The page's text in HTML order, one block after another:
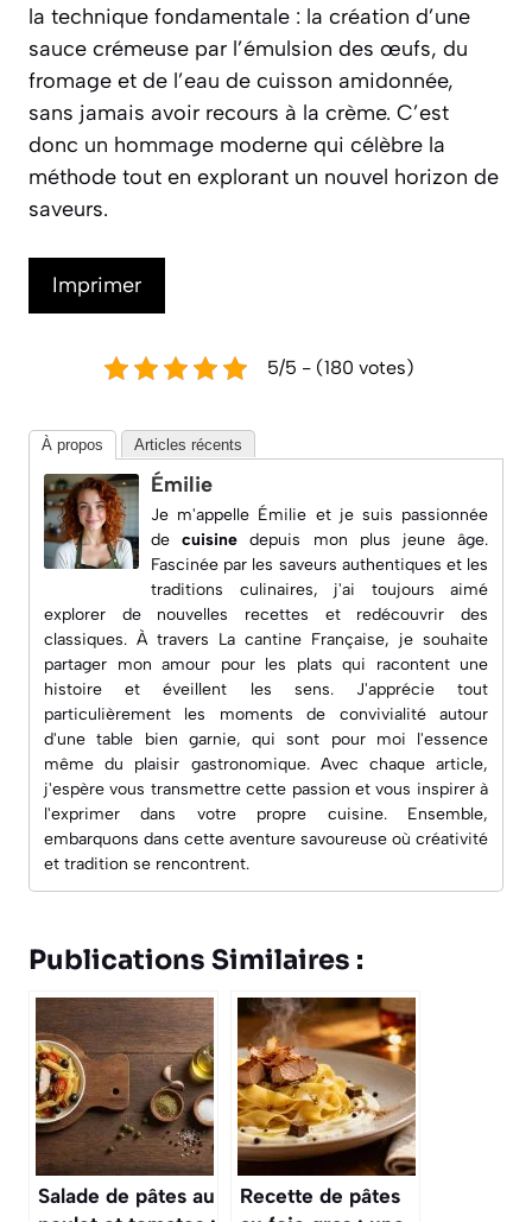
la technique fondamentale : la création d’une
sauce crémeuse par l’émulsion des œufs, du
fromage et de l’eau de cuisson amidonnée,
sans jamais avoir recours à la crème. C’est
donc un hommage moderne qui célèbre la
méthode tout en explorant un nouvel horizon de
saveurs.
Imprimer
5/5 - (180 votes)
À propos Articles récents
Émilie
Je m'appelle Émilie et je suis passionnée
decuisine depuis mon plus jeune âge.
Fascinée par les saveurs authentiques et les
traditions culinaires, j'ai toujours aimé
explorer de nouvelles recettes et redécouvrir des
classiques. À travers La cantine Française, je souhaite
partager mon amour pour les plats qui racontent une
histoire et éveillent les sens. J'apprécie tout
particulièrement les moments de convivialité autour
d'une table bien garnie, qui sont pour moi l'essence
même du plaisir gastronomique. Avec chaque article,
j'espère vous transmettre cette passion et vous inspirer à
l'exprimer dans votre propre cuisine. Ensemble,
embarquons dans cette aventure savoureuse où créativité
et tradition se rencontrent.
Publications Similaires :
Salade de pâtes au
Recette de pâtes